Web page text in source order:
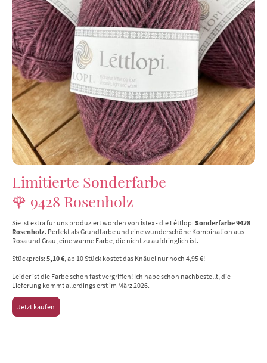
Limitierte Sonderfarbe
🌹 9428 Rosenholz
Sie ist extra für uns produziert worden von Ístex - die Léttlopi Sonderfarbe 9428
Rosenholz. Perfekt als Grundfarbe und eine wunderschöne Kombination aus
Rosa und Grau, eine warme Farbe, die nicht zu aufdringlich ist.
Stückpreis: 5,10 €, ab 10 Stück kostet das Knäuel nur noch 4,95 €!
Leider ist die Farbe schon fast vergriffen! Ich habe schon nachbestellt, die
Lieferung kommt allerdings erst im März 2026.
Jetzt kaufen